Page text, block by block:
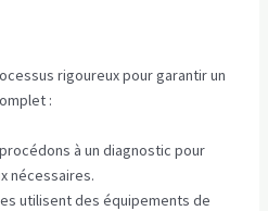
rigoureux pour garantir un
:
à un diagnostic pour
nécessaires.
utilisent des équipements de